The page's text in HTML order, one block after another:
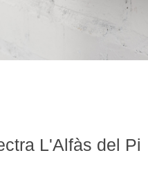
L'Alfàs del Pi